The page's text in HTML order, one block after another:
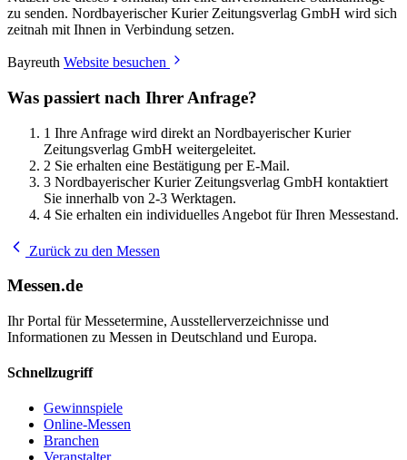
zu senden. Nordbayerischer Kurier Zeitungsverlag GmbH wird sich
zeitnah mit Ihnen in Verbindung setzen.
Bayreuth Website besuchen
Was passiert nach Ihrer Anfrage?
1 Ihre Anfrage wird direkt an Nordbayerischer Kurier
Zeitungsverlag GmbH weitergeleitet.
2 Sie erhalten eine Bestätigung per E-Mail.
3 Nordbayerischer Kurier Zeitungsverlag GmbH kontaktiert
Sie innerhalb von 2-3 Werktagen.
4 Sie erhalten ein individuelles Angebot für Ihren Messestand.
Zurück zu den Messen
Messen.de
Ihr Portal für Messetermine, Ausstellerverzeichnisse und
Informationen zu Messen in Deutschland und Europa.
Schnellzugriff
Gewinnspiele
Online-Messen
Branchen